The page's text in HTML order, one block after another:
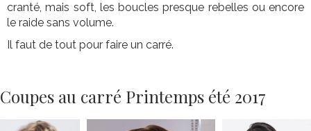
cranté, mais soft, les boucles presque rebelles ou encore
le raide sans volume.
Il faut de tout pour faire un carré.
Coupes au carré Printemps été 2017